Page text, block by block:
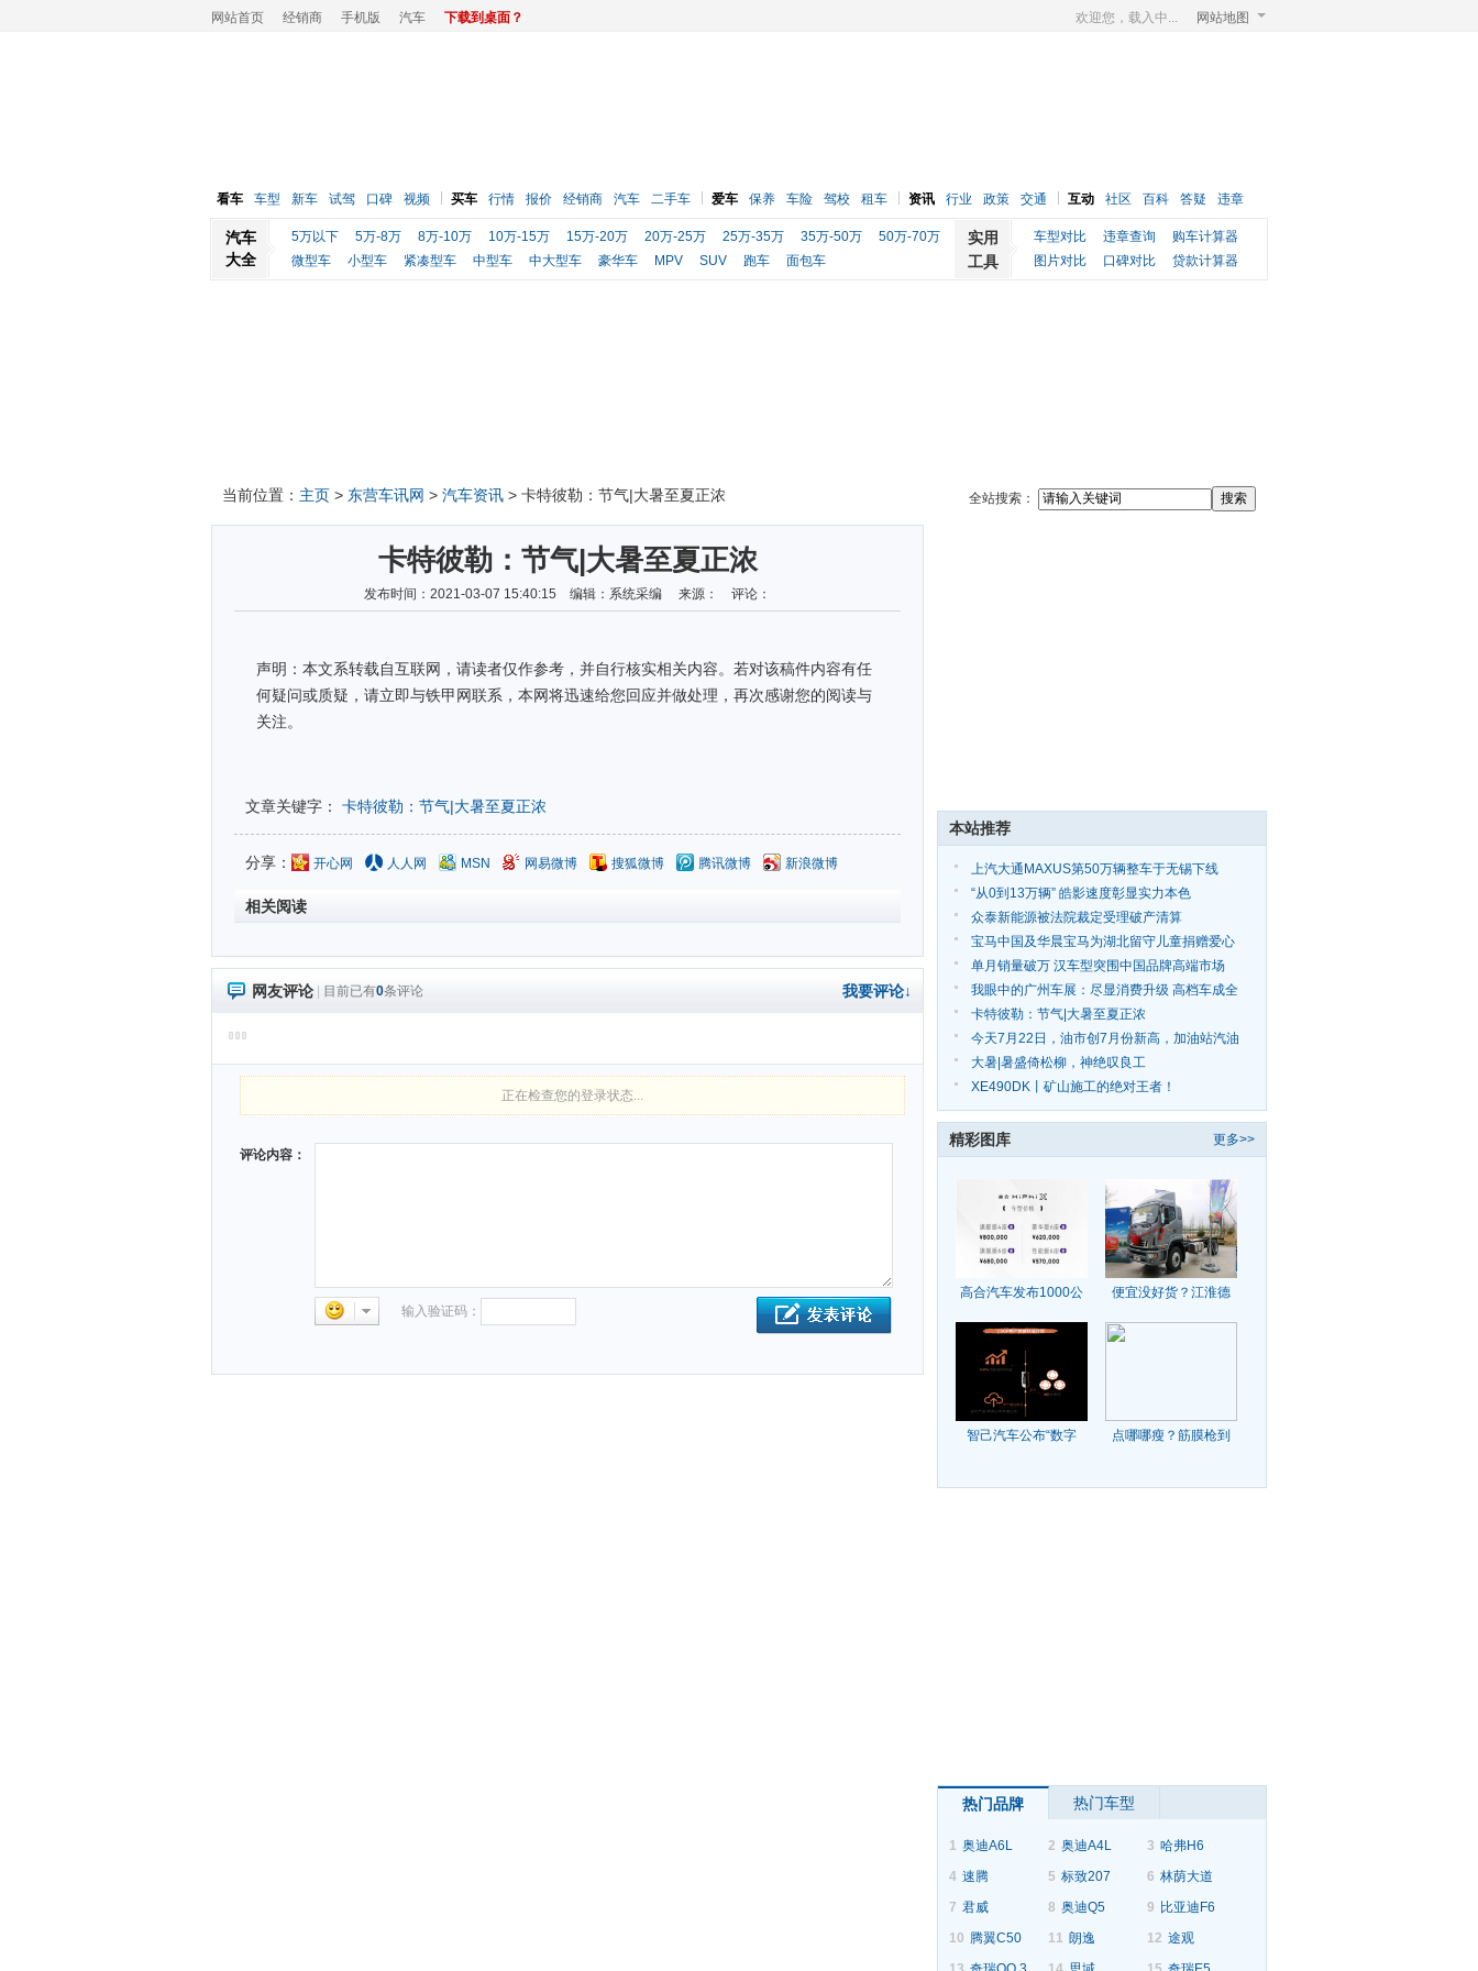
网站首页 经销商 手机版 汽车 下载到桌面？ 网站地图
欢迎您，载入中...
看车 车型 新车 试驾 口碑 视频 买车 行情 报价 经销商 汽车 二手车 爱车 保养 车险 驾校 租车 资讯 行业 政策 交通 互动 社区 百科 答疑 违章
汽车
大全
5万以下 5万-8万 8万-10万 10万-15万 15万-20万 20万-25万 25万-35万 35万-50万
50万-70万
微型车
小型车 紧凑型车 中型车 中大型车 豪华车 MPV SUV 跑车 面包车
实用
工具
车型对比 违章查询
购车计算器
图片对比
口碑对比 贷款计算器
全站搜索：
当前位置： 主页 > 东营车讯网 > 汽车资讯 > 卡特彼勒：节气|大暑至夏正浓
卡特彼勒：节气|大暑至夏正浓
发布时间：2021-03-07 15:40:15 编辑：系统采编 来源： 评论：
声明：本文系转载自互联网，请读者仅作参考，并自行核实相关内容。若对该稿件内容有任
何疑问或质疑，请立即与铁甲网联系，本网将迅速给您回应并做处理，再次感谢您的阅读与
关注。
文章关键字： 卡特彼勒：节气|大暑至夏正浓
分享： 开心网 人人网 MSN 网易微博 搜狐微博 腾讯微博 新浪微博
相关阅读
网友评论 目前已有0条评论 我要评论↓
正在检查您的登录状态...
评论内容：
输入验证码：
本站推荐
上汽大通MAXUS第50万辆整车于无锡下线
“从0到13万辆” 皓影速度彰显实力本色
众泰新能源被法院裁定受理破产清算
宝马中国及华晨宝马为湖北留守儿童捐赠爱心
帮扶包
单月销量破万 汉车型突围中国品牌高端市场
我眼中的广州车展：尽显消费升级 高档车成全
场焦点
卡特彼勒：节气|大暑至夏正浓
今天7月22日，油市创7月份新高，加油站汽油
油价调整迎
大暑|暑盛倚松柳，神绝叹良工
XE490DK丨矿山施工的绝对王者！
更多>>
精彩图库
高合汽车发布1000公 便宜没好货？江淮德
智己汽车公布“数字 点哪哪瘦？筋膜枪到
热门品牌 热门车型
1 奥迪A6L 2 奥迪A4L 3 哈弗H6
4 速腾 5 标致207 6 林荫大道
7 君威 8 奥迪Q5 9 比亚迪F6
10 腾翼C50 11 朗逸 12 途观